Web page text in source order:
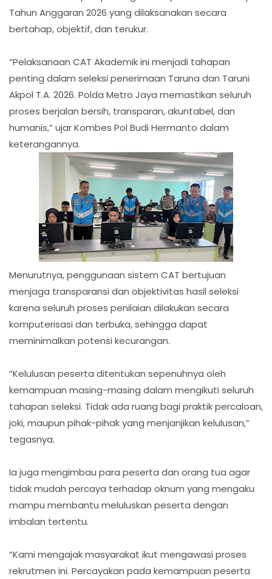
Tahun Anggaran 2026 yang dilaksanakan secara
bertahap, objektif, dan terukur.
“Pelaksanaan CAT Akademik ini menjadi tahapan
penting dalam seleksi penerimaan Taruna dan Taruni
Akpol T.A. 2026. Polda Metro Jaya memastikan seluruh
proses berjalan bersih, transparan, akuntabel, dan
humanis,” ujar Kombes Pol Budi Hermanto dalam
keterangannya.
Menurutnya, penggunaan sistem CAT bertujuan
menjaga transparansi dan objektivitas hasil seleksi
karena seluruh proses penilaian dilakukan secara
komputerisasi dan terbuka, sehingga dapat
meminimalkan potensi kecurangan.
“Kelulusan peserta ditentukan sepenuhnya oleh
kemampuan masing-masing dalam mengikuti seluruh
tahapan seleksi. Tidak ada ruang bagi praktik percaloan,
joki, maupun pihak-pihak yang menjanjikan kelulusan,”
tegasnya.
Ia juga mengimbau para peserta dan orang tua agar
tidak mudah percaya terhadap oknum yang mengaku
mampu membantu meluluskan peserta dengan
imbalan tertentu.
“Kami mengajak masyarakat ikut mengawasi proses
rekrutmen ini. Percayakan pada kemampuan peserta